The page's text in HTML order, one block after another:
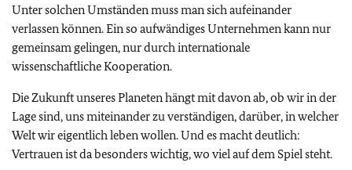
Unter solchen Umständen muss man sich aufeinander
verlassen können. Ein so aufwändiges Unternehmen kann nur
gemeinsam gelingen, nur durch internationale
wissenschaftliche Kooperation.
Die Zukunft unseres Planeten hängt mit davon ab, ob wir in der
Lage sind, uns miteinander zu verständigen, darüber, in welcher
Welt wir eigentlich leben wollen. Und es macht deutlich:
Vertrauen ist da besonders wichtig, wo viel auf dem Spiel steht.